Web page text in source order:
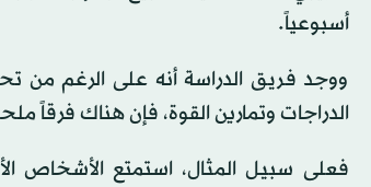
أسبوعياً.
ووجد فريق الدراسة أنه على الرغم من
الدراجات وتمارين القوة، فإن هناك فرقاً
فعلى سبيل المثال، استمتع الأشخاص